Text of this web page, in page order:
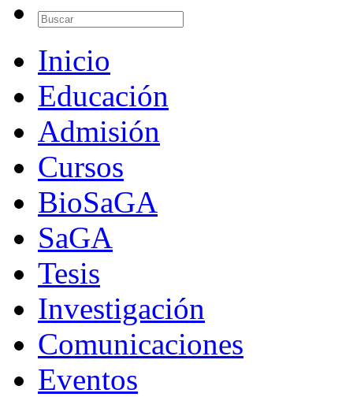
Inicio
Educación
Admisión
Cursos
BioSaGA
SaGA
Tesis
Investigación
Comunicaciones
Eventos